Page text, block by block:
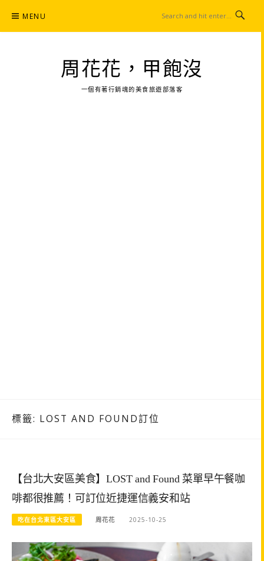
content
MENU
周花花，甲飽沒
一個有著行銷魂的美食旅遊部落客
標籤: LOST AND FOUND訂位
【台北大安區美食】LOST and Found 菜單早午餐咖
啡都很推薦！可訂位近捷運信義安和站
吃在台北東區大安區 周花花 2025-10-25